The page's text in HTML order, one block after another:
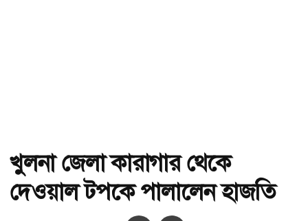
খুলনা জেলা কারাগার থেকে
দেওয়াল টপকে পালালেন হাজতি